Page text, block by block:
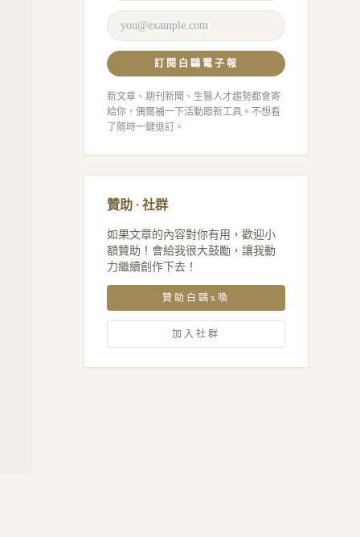
訂閱白鷗電子報
新文章、期刊新聞、生醫人才趨勢都會寄
給你，偶爾補一下活動跟新工具。不想看
了隨時一鍵退訂。
贊助 · 社群
如果文章的內容對你有用，歡迎小
額贊助！會給我很大鼓勵，讓我動
力繼續創作下去！
贊助白鷗x喚
加入社群